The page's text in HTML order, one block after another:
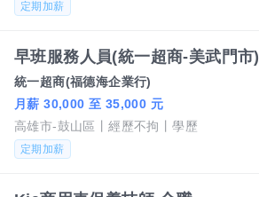
定期加薪
早班服務人員(統一超商-美武門市)
統一超商(福德海企業行)
月薪 30,000 至 35,000 元
高雄市-鼓山區
經歷不拘 學歷
定期加薪